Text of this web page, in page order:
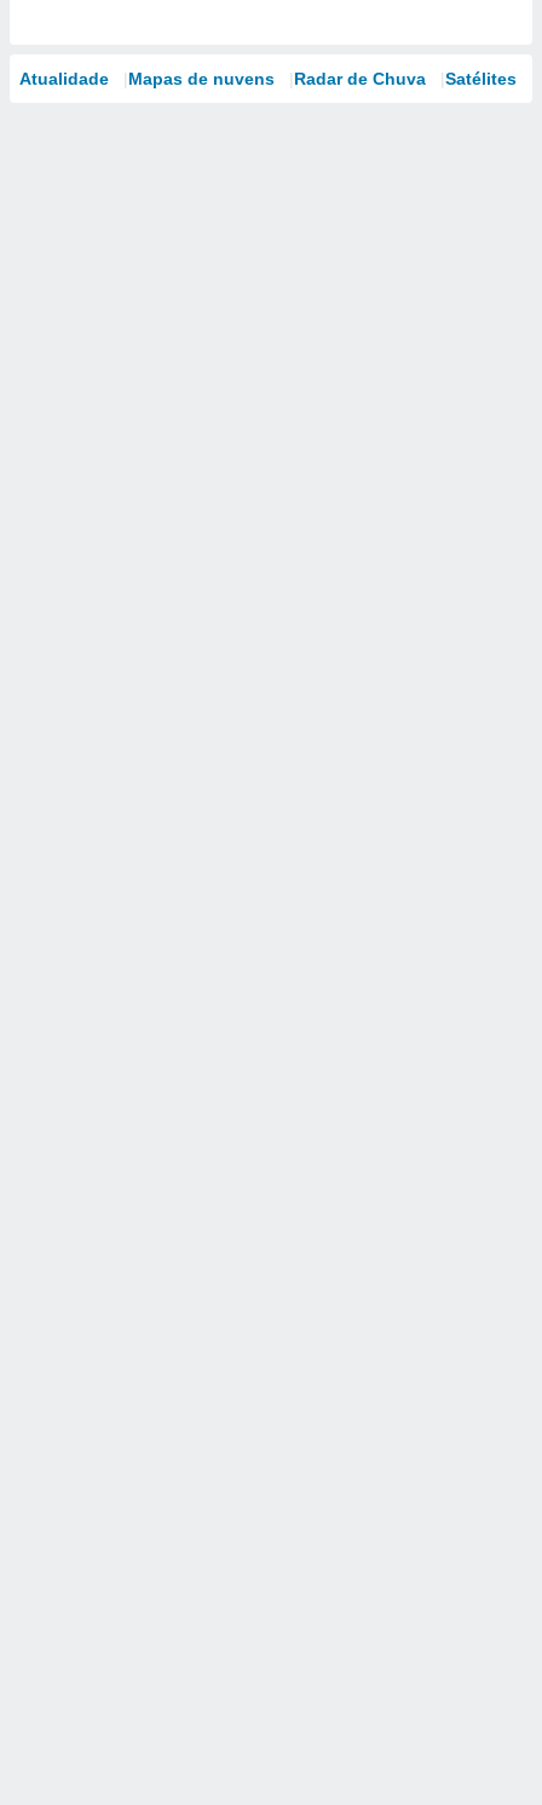
Atualidade Mapas de nuvens Radar de Chuva Satélites